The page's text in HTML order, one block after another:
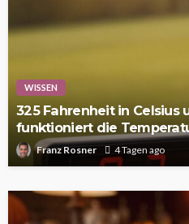
WISSEN
325 Fahrenheit in Celsius
funktioniert die
Franz Rosner 4 Tagen ago